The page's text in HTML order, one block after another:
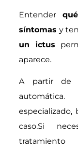
Entender
síntomas y
un ictus
aparece.
A partir de
caso.Si